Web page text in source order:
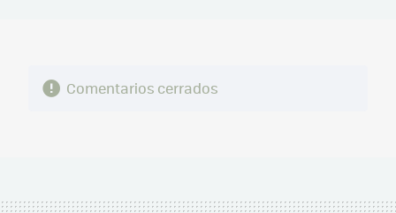
Comentarios cerrados